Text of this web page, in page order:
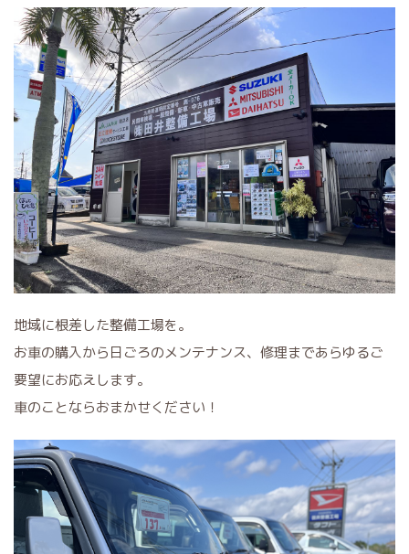
地域に根差した整備工場を。
お車の購入から日ごろのメンテナンス、修理まであらゆるご
要望にお応えします。
車のことならおまかせください！